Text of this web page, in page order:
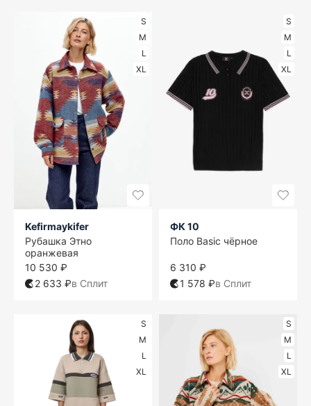
S
M
L
XL
Kefirmaykifer
Рубашка Этно
оранжевая
10 530 ₽
2 633 ₽в Сплит
S
M
L
XL
ФК 10
Поло Basic чёрное
6 310 ₽
1 578 ₽в Сплит
S
M
L
XL
S
M
L
XL